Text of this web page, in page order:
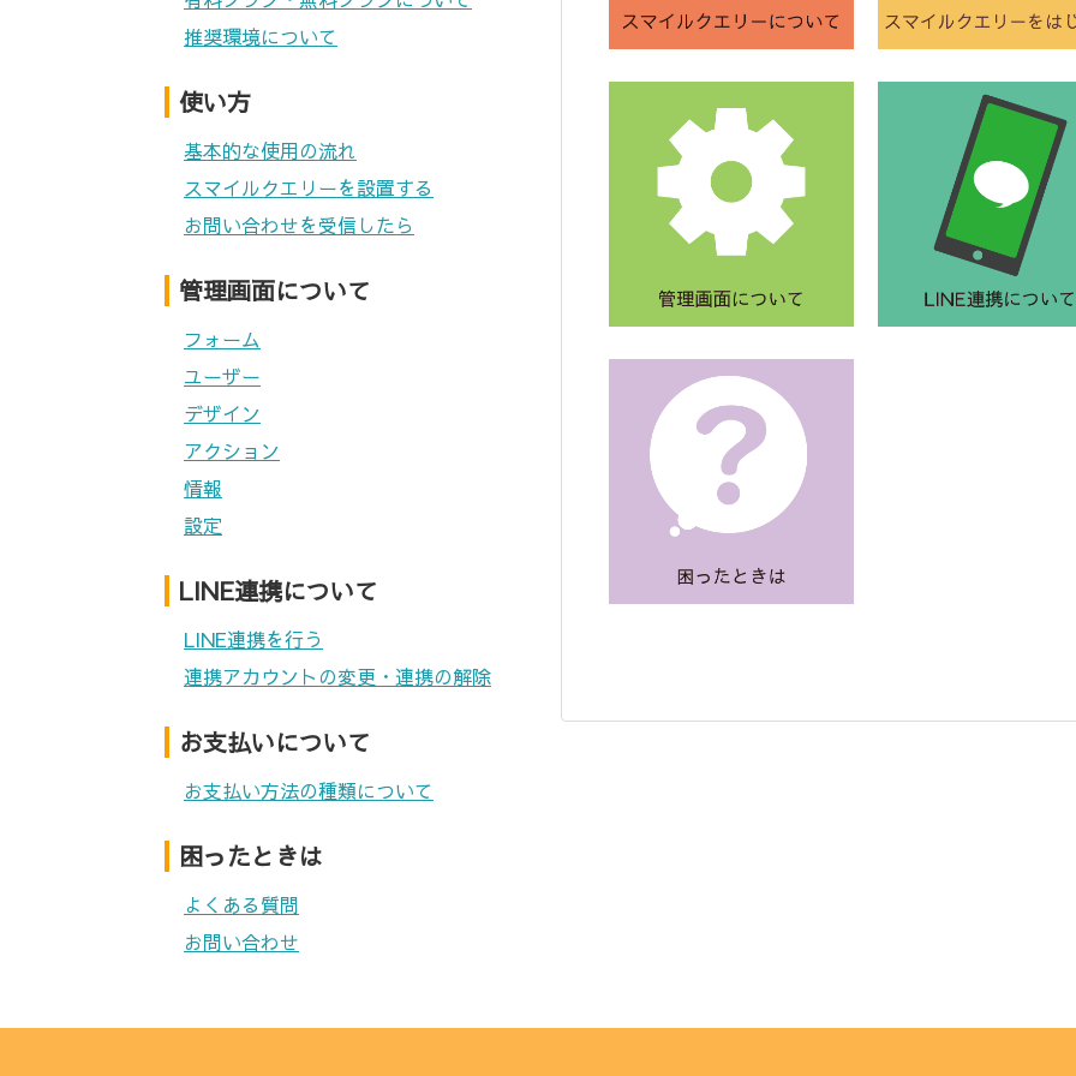
推奨環境について
使い方
基本的な使用の流れ
スマイルクエリーを設置する
お問い合わせを受信したら
管理画面について
フォーム
ユーザー
デザイン
アクション
情報
設定
LINE連携について
LINE連携を行う
連携アカウントの変更・連携の解除
お支払いについて
お支払い方法の種類について
困ったときは
よくある質問
お問い合わせ